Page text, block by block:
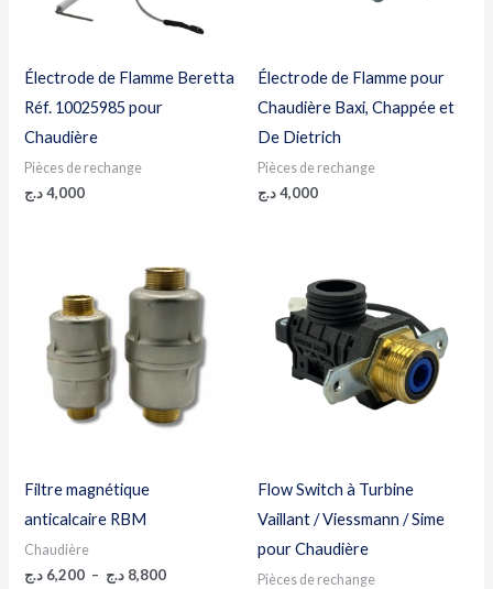
Électrode de Flamme Beretta
Réf. 10025985 pour
Chaudière
Pièces de rechange
4,000 د.ج
Électrode de Flamme pour
Chaudière Baxi, Chappée et
De Dietrich
Pièces de rechange
4,000د.ج
Filtre magnétique
anticalcaire RBM
Chaudière
6,200 د.ج – 8,800 د.ج
de
prix :
6,200 د.ج
Flow Switch à Turbine
Vaillant / Viessmann / Sime
pour Chaudière
Pièces de rechange